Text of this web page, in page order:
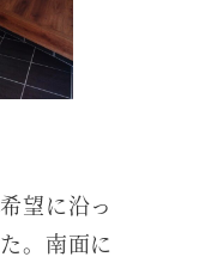
望に沿っ
。南面に